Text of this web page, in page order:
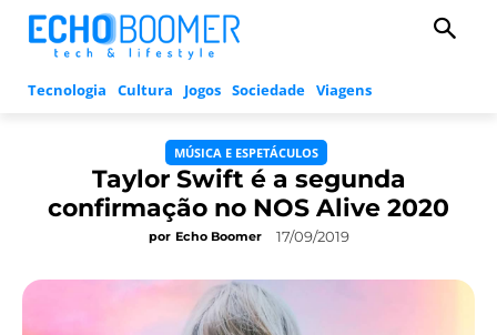
Tecnologia Cultura Jogos Sociedade Viagens
MÚSICA E ESPETÁCULOS
Taylor Swift é a segunda
confirmação no NOS Alive 2020
por Echo Boomer 17/09/2019